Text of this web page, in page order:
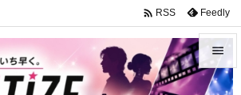


 RSS Feedly